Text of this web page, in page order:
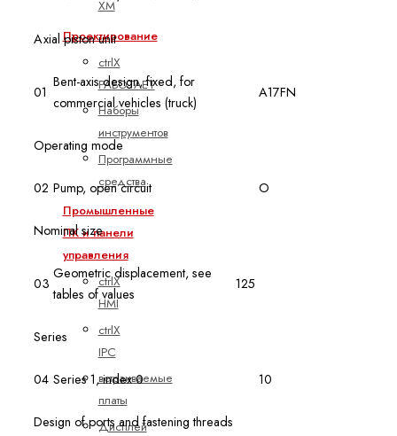
XM
Проектирование
ctrlX
РАБОТАЕТ
Наборы
инструментов
Программные
средства
Промышленные
ПК и панели
управления
ctrlX
HMI
ctrlX
IPC
встраиваемые
платы
Дисплей
Axial piston unit
01
Bent-axis design, fixed, for
commercial vehicles (truck)
A17FN
Operating mode
02 Pump, open circuit O
Nominal size
03
Geometric displacement, see
tables of values
125
Series
04 Series 1, index 0 10
Design of ports and fastening threads